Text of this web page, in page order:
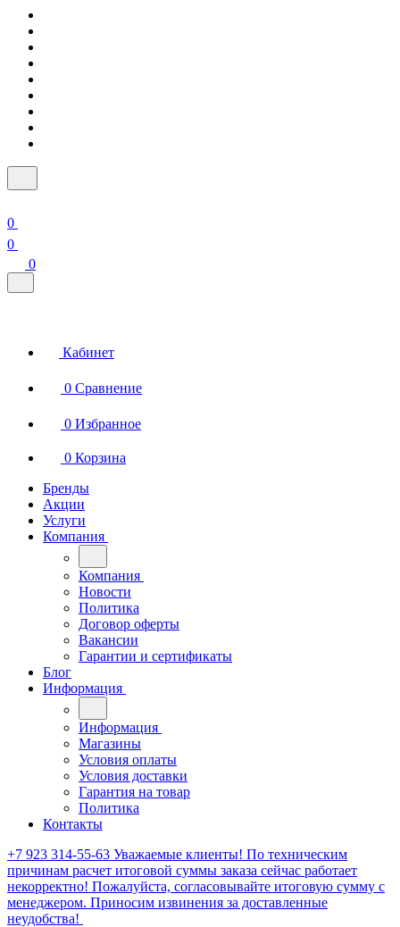
0
0
0
Кабинет
0 Сравнение
0 Избранное
0 Корзина
Бренды
Акции
Услуги
Компания
Компания
Новости
Политика
Договор оферты
Вакансии
Гарантии и сертификаты
Блог
Информация
Информация
Магазины
Условия оплаты
Условия доставки
Гарантия на товар
Политика
Контакты
+7 923 314-55-63 Уважаемые клиенты! По техническим
причинам расчет итоговой суммы заказа сейчас работает
некорректно! Пожалуйста, согласовывайте итоговую сумму с
менеджером. Приносим извинения за доставленные
неудобства!